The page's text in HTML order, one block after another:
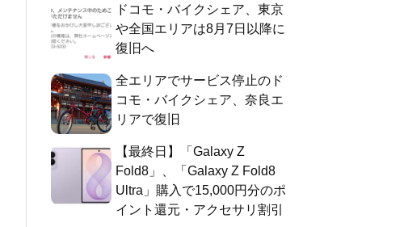
ドコモ・バイクシェア、東京
や全国エリアは8月7日以降に
復旧へ
全エリアでサービス停止のド
コモ・バイクシェア、奈良エ
リアで復旧
【最終日】「Galaxy Z
Fold8」、「Galaxy Z Fold8
Ultra」購入で15,000円分のポ
イント還元・アクセサリ割引